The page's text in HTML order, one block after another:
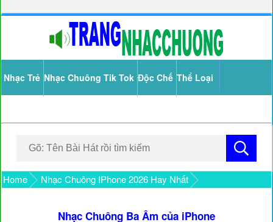
Nhạc Trẻ Nhạc Chuông Tik Tok Độc Chế Thể Loại
Home Nhạc Chuông IPhone 2026 Hay Nhất
Nhạc Chuông Ba Âm của iPhone